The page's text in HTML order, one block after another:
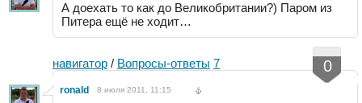
А доехать то как до Великобритании?) Паром из
Питера ещё не ходит…
навигатор / Вопросы-ответы 7 0
ronald 8 июля 2011, 11:15